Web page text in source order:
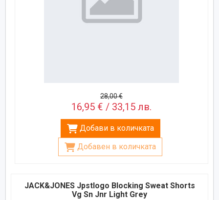
28,00 €
16,95 € / 33,15 лв.
Добави в количката
Добавен в количката
JACK&JONES Jpstlogo Blocking Sweat Shorts
Vg Sn Jnr Light Grey